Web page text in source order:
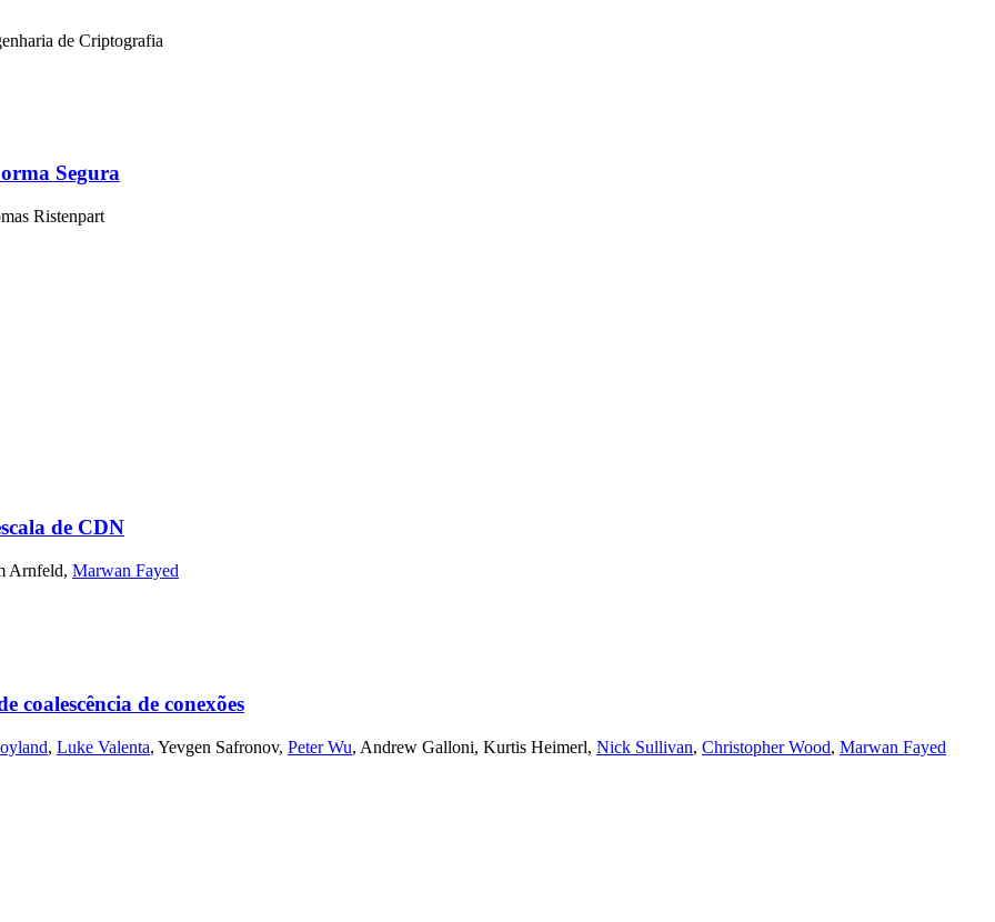
de Criptografia
Segura
Ristenpart
de CDN
Arnfeld, Marwan Fayed
coalescência de conexões
, Luke Valenta, Yevgen Safronov, Peter Wu, Andrew Galloni, Kurtis Heimerl, Nick Sullivan, Christopher Wood, Marwan Fayed